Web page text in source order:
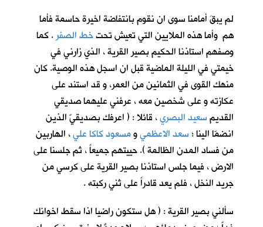
لم يبقَ أمامنا سوى ان نقوم بانتفاضة اخيرة حاسمة فأما
هم وأما هذه الملايين التي تعيش تحتخط الصفر. كما
وصفهم استاذنا الحكيم بصير القرية ، الذي زارني في
خيمتي في الليلة الماضية قبل ان اسجل هذه الوصية. كان
منهك القوى في الثمانين من العمر، و قد استند على
عكازته و على شخصين معه ، عرفني عليهما صديقي
القديمسعيد البصري، قائلا : ( اعرفك بصديقيّ الذين
انضمّا الينا ؛ سعد الاعظميومسعود كاكا علي، الهاربين
من فساد المدن الظالمة ). حييتهم جميعاً ، ثم جلسنا على
الارض ، فيما جلس استاذنا بصير القرية على كرسي من
جريد النخل ، فلم يعد قادراً على ثني ركبته .
سألني بصير القرية : ( هل ستكون راضيا اذا سقط اخوانك